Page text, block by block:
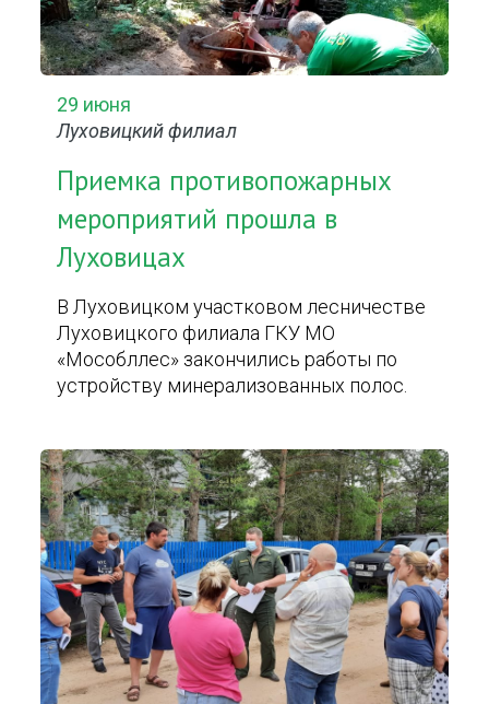
29 июня
Луховицкий филиал
Приемка противопожарных
мероприятий прошла в
Луховицах
В Луховицком участковом лесничестве
Луховицкого филиала ГКУ МО
«Мособллес» закончились работы по
устройству минерализованных полос.